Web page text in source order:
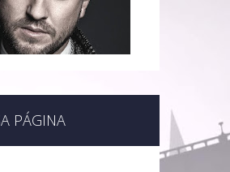
PÁGINA